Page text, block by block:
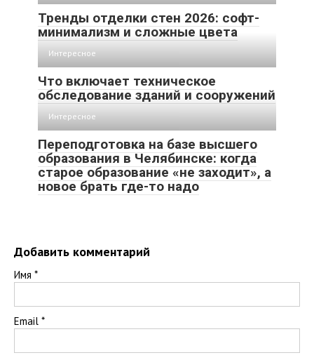
Тренды отделки стен 2026: софт-
минимализм и сложные цвета
Интересное
Что включает техническое
обследование зданий и сооружений
Интересное
Переподготовка на базе высшего
образования в Челябинске: когда
старое образование «не заходит», а
новое брать где-то надо
Добавить комментарий
Имя *
Email *